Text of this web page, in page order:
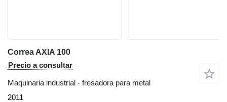
Correa AXIA 100
Precio a consultar
Maquinaria industrial - fresadora para metal
2011